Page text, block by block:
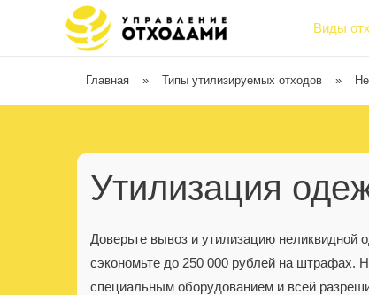
Виды
Главная » Типы утилизируемых отходов »
Утилизация
Доверьте вывоз и утилизацию
сэкономьте до 250 000 рублей на штрафах.
специальным оборудованием и всей